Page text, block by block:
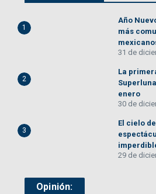
1
Año
más
31 de
2
La
enero
30 de
3
El cielo
29 de
Opinión: